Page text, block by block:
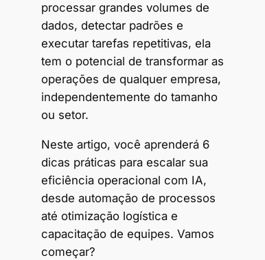
processar grandes volumes de
dados, detectar padrões e
executar tarefas repetitivas, ela
tem o potencial de transformar as
operações de qualquer empresa,
independentemente do tamanho
ou setor.
Neste artigo, você aprenderá 6
dicas práticas para escalar sua
eficiência operacional com IA,
desde automação de processos
até otimização logística e
capacitação de equipes. Vamos
começar?